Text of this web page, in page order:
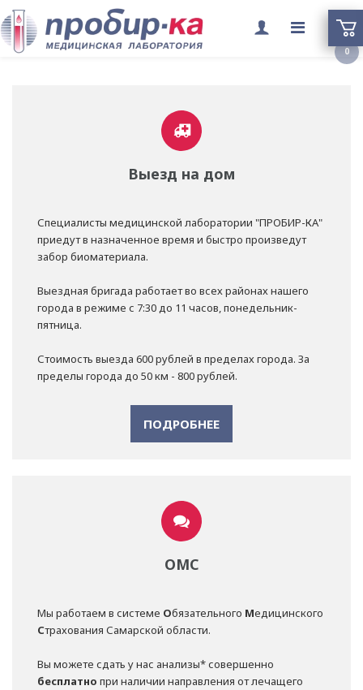
меню
Выезд на дом
Специалисты медицинской лаборатории "ПРОБИР-КА"
приедут в назначенное время и быстро произведут
забор биоматериала.
Выездная бригада работает во всех районах нашего
города в режиме с 7:30 до 11 часов, понедельник-
пятница.
Стоимость выезда 600 рублей в пределах города. За
пределы города до 50 км - 800 рублей.
ПОДРОБНЕЕ
ОМС
Мы работаем в системе Обязательного Медицинского
Страхования Самарской области.
Вы можете сдать у нас анализы* совершенно
бесплатно при наличии направления от лечащего
0